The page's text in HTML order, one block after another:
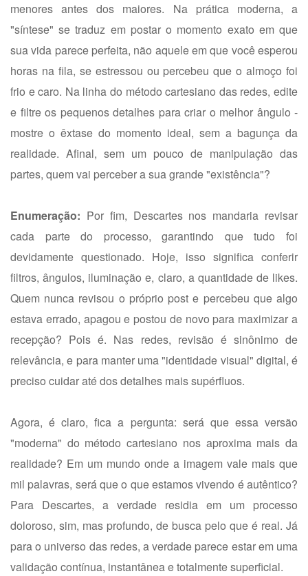
menores antes dos maiores. Na prática moderna, a
"síntese" se traduz em postar o momento exato em que
sua vida parece perfeita, não aquele em que você esperou
horas na fila, se estressou ou percebeu que o almoço foi
frio e caro. Na linha do método cartesiano das redes, edite
e filtre os pequenos detalhes para criar o melhor ângulo -
mostre o êxtase do momento ideal, sem a bagunça da
realidade. Afinal, sem um pouco de manipulação das
partes, quem vai perceber a sua grande "existência"?
Enumeração: Por fim, Descartes nos mandaria revisar
cada parte do processo, garantindo que tudo foi
devidamente questionado. Hoje, isso significa conferir
filtros, ângulos, iluminação e, claro, a quantidade de likes.
Quem nunca revisou o próprio post e percebeu que algo
estava errado, apagou e postou de novo para maximizar a
recepção? Pois é. Nas redes, revisão é sinônimo de
relevância, e para manter uma "identidade visual" digital, é
preciso cuidar até dos detalhes mais supérfluos.
Agora, é claro, fica a pergunta: será que essa versão
"moderna" do método cartesiano nos aproxima mais da
realidade? Em um mundo onde a imagem vale mais que
mil palavras, será que o que estamos vivendo é autêntico?
Para Descartes, a verdade residia em um processo
doloroso, sim, mas profundo, de busca pelo que é real. Já
para o universo das redes, a verdade parece estar em uma
validação contínua, instantânea e totalmente superficial.